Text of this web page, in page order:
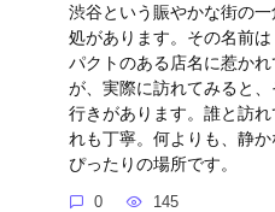
渋谷という賑やかな街の
処があります。その名前
パクトのある店名に惹か
が、実際に訪れてみると
行きがあります。誰と訪
れも丁寧。何よりも、静
ぴったりの場所です。
0 145